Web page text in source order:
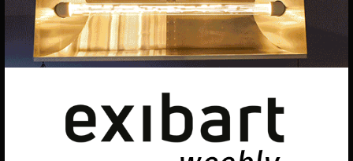
AVINGUDA ROMA, 12
08015 BARCELONA
CIF: B06956841
©exibart 2026 - web design and
Utilizamos cookies para ofrecerte la mejor experiencia en
nuestra web.
Puedes aprender más sobre qué cookies utilizamos o
desactivarlas en los ajustes